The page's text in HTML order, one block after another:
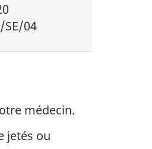
SE/04
médecin.
jetés ou